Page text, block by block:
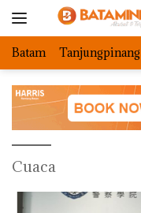
Batam Tanjungpinang
Cuaca